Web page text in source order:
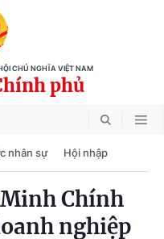
CHỦ NGHĨA VIỆT NAM
phủ
nhân sự Hội nhập
Chính
nghiệp